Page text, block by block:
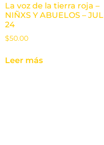
La voz de la tierra roja –
NIÑXS Y ABUELOS – JUL
24
$50.00
Leer más